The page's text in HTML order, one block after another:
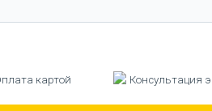
картой Консультация